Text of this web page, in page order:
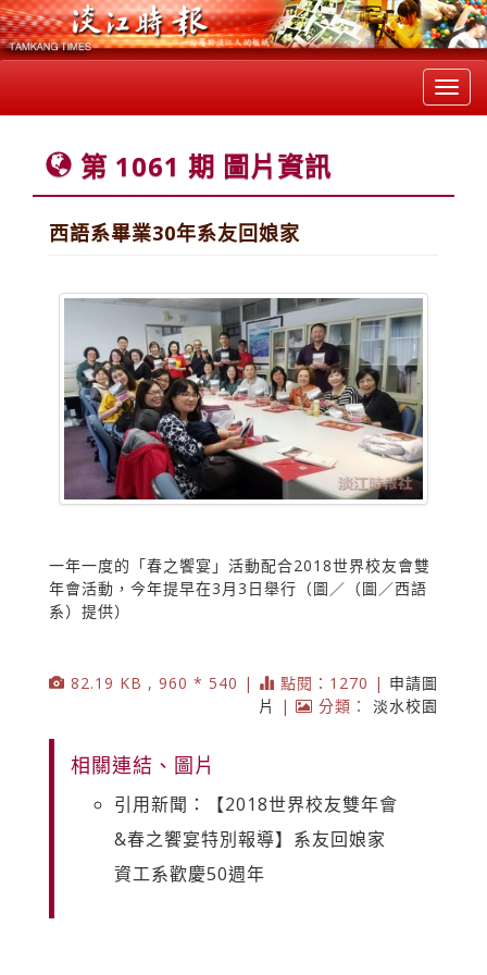
第 1061 期 圖片資訊
西語系畢業30年系友回娘家
一年一度的「春之饗宴」活動配合2018世界校友會雙
年會活動，今年提早在3月3日舉行（圖／（圖／西語
系）提供）
82.19 KB , 960 * 540 | 點閱：1270 | 申請圖
片
| 分類： 淡水校園
相關連結、圖片
引用新聞：【2018世界校友雙年會
&春之饗宴特別報導】系友回娘家
資工系歡慶50週年